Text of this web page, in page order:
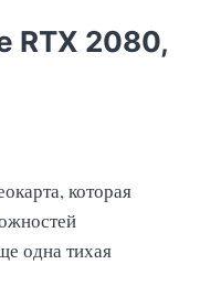
RTX 2080,
которая
одна тихая